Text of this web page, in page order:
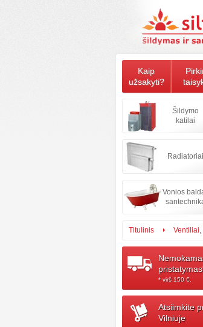
Kaip
užsakyti?
Šildymo
katilai
Radiatoriai
Vonios
Titulinis Ventiliai,
* virš 150 ‎€.
Atsiimkite
Vilniuje